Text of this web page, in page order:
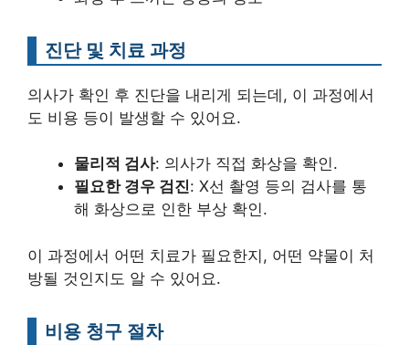
진단 및 치료 과정
의사가 확인 후 진단을 내리게 되는데, 이 과정에서
도 비용 등이 발생할 수 있어요.
물리적 검사: 의사가 직접 화상을 확인.
필요한 경우 검진: X선 촬영 등의 검사를 통
해 화상으로 인한 부상 확인.
이 과정에서 어떤 치료가 필요한지, 어떤 약물이 처
방될 것인지도 알 수 있어요.
비용 청구 절차